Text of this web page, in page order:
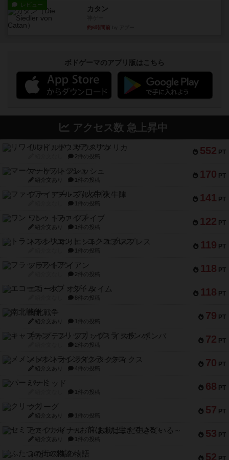
レビュー カタン
約6時間前
ボドゲーマのアプリ版はこちら
アクセス数 急上昇中
552 PT
リワイルド：サウスアメリカ
2件の投稿
170 PT
マーケットフレッシュ
紹介文あり 1件の投稿
141 PT
ファイアー・ブルズ / 火牛陣
1件の投稿
122 PT
ワン・トゥ・ファイブ
紹介文あり 1件の投稿
119 PT
トランスオリエント・エクスプレス
1件の投稿
118 PT
フラットアイアン
2件の投稿
118 PT
エコーズ・オブ・タイム
8件の投稿
79 PT
南北戦争
紹介文あり 1件の投稿
72 PT
キャプテン・フリップ：イスラ・ボンバ
2件の投稿
70 PT
メメントオンラインタクティクス
紹介文あり 4件の投稿
68 PT
パーミッド
1件の投稿
57 PT
クリーグ
紹介文あり 1件の投稿
53 PT
セミファイナル ～お前はまだ生きている～
紹介文あり 1件の投稿
52
ふたつの街の物語